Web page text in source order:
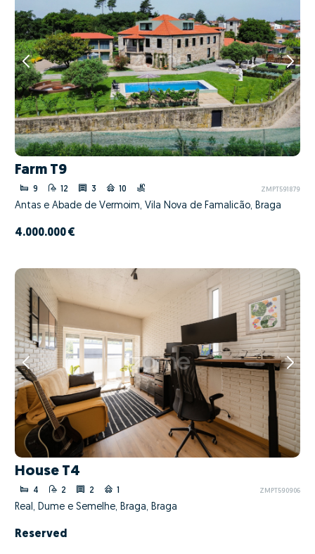
Farm T9
9 12 3 10 ZMPT591879
Antas e Abade de Vermoim, Vila Nova de Famalicão, Braga
4.000.000 €
House T4
4 2 2 1 ZMPT590906
Real, Dume e Semelhe, Braga, Braga
Reserved